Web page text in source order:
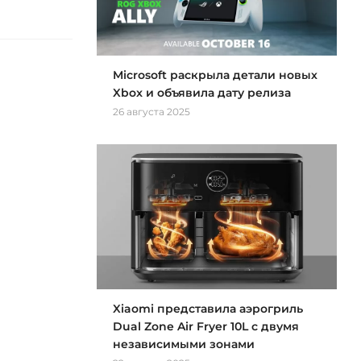
Microsoft раскрыла детали новых
Xbox и объявила дату релиза
26 августа 2025
Xiaomi представила аэрогриль
Dual Zone Air Fryer 10L с двумя
независимыми зонами